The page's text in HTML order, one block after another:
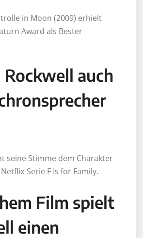
in Moon (2009) erhielt
Award als Bester
Rockwell auch
seine Stimme dem Charakter
Serie F Is for Family.
Film spielt
einen